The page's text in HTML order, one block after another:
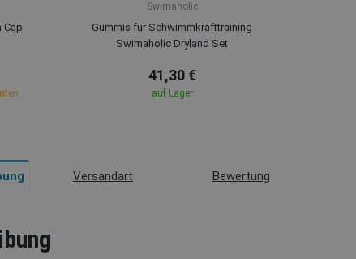
Cap
Swimaholic
Gummis für Schwimmkrafttraining
Swimaholic Dryland Set
41,30 €
auf Lager
Versandart Bewertung